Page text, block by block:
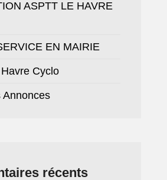
ASPTT LE HAVRE
EN MAIRIE
Cyclo
Annonces
récents